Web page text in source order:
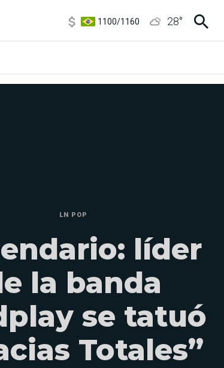
3,8/4
6850/7200
28°
LN POP
líder
la banda
se tatuó
Totales”